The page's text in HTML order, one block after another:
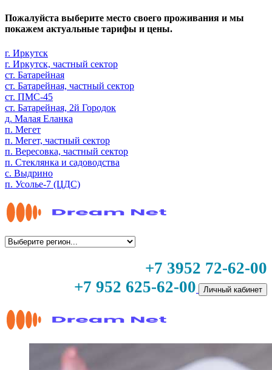
Пожалуйста выберите место своего проживания и мы
покажем актуальные тарифы и цены.
г. Иркутск
г. Иркутск, частный сектор
ст. Батарейная
ст. Батарейная, частный сектор
ст. ПМС-45
ст. Батарейная, 2й Городок
д. Малая Еланка
п. Мегет
п. Мегет, частный сектор
п. Вересовка, частный сектор
п. Стеклянка и садоводства
с. Выдрино
п. Усолье-7 (ЦДС)
+7 3952 72-62-00
+7 952 625-62-00
Личный кабинет